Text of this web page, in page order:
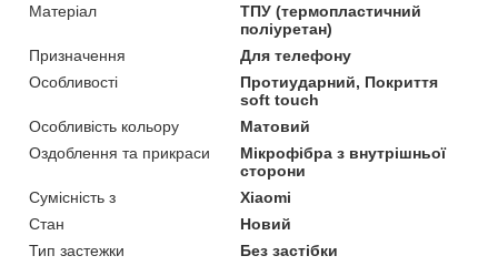
Матеріал
ТПУ (термопластичний
поліуретан)
Призначення
Для телефону
Особливості
Протиударний, Покриття
soft touch
Особливість кольору
Матовий
Оздоблення та прикраси
Мікрофібра з внутрішньої
сторони
Сумісність з
Xiaomi
Стан
Новий
Тип застежки
Без застібки